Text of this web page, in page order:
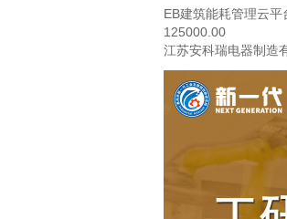
EB建筑能耗管理云平
125000.00
江苏安科瑞电器制造